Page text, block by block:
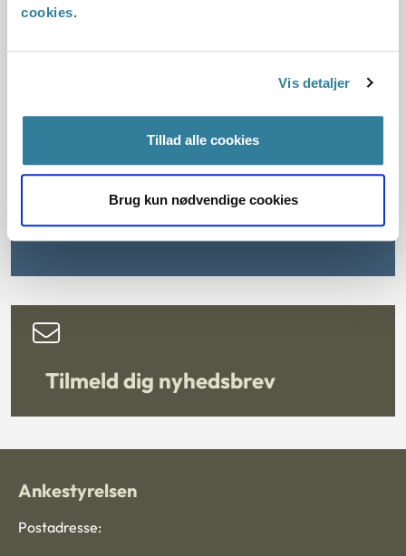
cookies.
Vis detaljer
Tillad alle cookies
Brug kun nødvendige cookies
landets kommuner. 92 kommuner har besvaret
Kvalitative interview i syv kommuner.
Interviewene er foretaget med ledere og
servicelovens §§ 82 a-c. Samlet set har
Ankestyrelsen gennemført 14 interview.
Tilmeld dig nyhedsbrev
Ankestyrelsen
Postadresse: